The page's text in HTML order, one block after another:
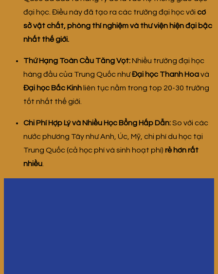
đại học. Điều này đã tạo ra các trường đại học với cơ
sở vật chất, phòng thí nghiệm và thư viện hiện đại bậc
nhất thế giới.
Thứ Hạng Toàn Cầu Tăng Vọt:Nhiều trường đại học
hàng đầu của Trung Quốc nhưĐại học Thanh Hoavà
Đại học Bắc Kinh liên tục nằm trong top 20-30 trường
tốt nhất thế giới.
Chi Phí Hợp Lý và Nhiều Học Bổng Hấp Dẫn:So với các
nước phương Tây như Anh, Úc, Mỹ, chi phí du học tại
Trung Quốc (cả học phí và sinh hoạt phí) rẻ hơn rất
nhiều.